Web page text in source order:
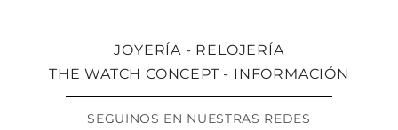
JOYERÍA - RELOJERÍA
THE WATCH CONCEPT - INFORMACIÓN
SEGUINOS EN NUESTRAS REDES